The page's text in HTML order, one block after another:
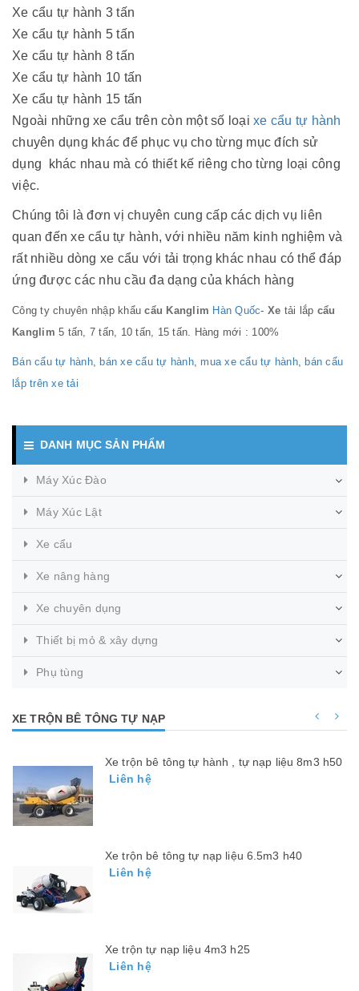
Xe cẩu tự hành 3 tấn
Xe cẩu tự hành 5 tấn
Xe cẩu tự hành 8 tấn
Xe cẩu tự hành 10 tấn
Xe cẩu tự hành 15 tấn
Ngoài những xe cẩu trên còn một số loại xe cẩu tự hành
chuyên dụng khác để phục vụ cho từng mục đích sử
dụng khác nhau mà có thiết kế riêng cho từng loại công
việc.
Chúng tôi là đơn vị chuyên cung cấp các dịch vụ liên
quan đến xe cẩu tự hành, với nhiều năm kinh nghiệm và
rất nhiều dòng xe cẩu với tải trọng khác nhau có thể đáp
ứng được các nhu cầu đa dạng của khách hàng
Công ty chuyên nhập khẩucẩu Kanglim Hàn Quốc- Xe tải lắp cẩu
Kanglim 5 tấn, 7 tấn, 10 tấn, 15 tấn. Hàng mới : 100%
Bán cẩu tự hành, bán xe cẩu tự hành,mua xe cẩu tự hành, bán cẩu
lắp trên xe tải
DANH MỤC SẢN PHẨM
Máy Xúc Đào
Máy Xúc Lật
Xe cẩu
Xe nâng hàng
Xe chuyên dụng
Thiết bị mỏ & xây dựng
Phụ tùng
XE TRỘN BÊ TÔNG TỰ NẠP
Xe trộn bê tông tự hành , tự nạp liệu 8m3 h50
Liên hệ
Xe trộn bê tông tự nạp liệu 6.5m3 h40
Liên hệ
Xe trộn tự nạp liệu 4m3 h25
Liên hệ